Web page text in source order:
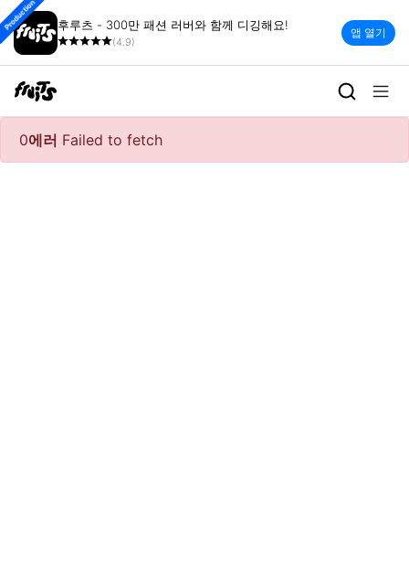
후루츠 - 300만 패션 러버와 함께 디깅해요!
(4.9)
앱 열기
0에러 Failed to fetch
Production